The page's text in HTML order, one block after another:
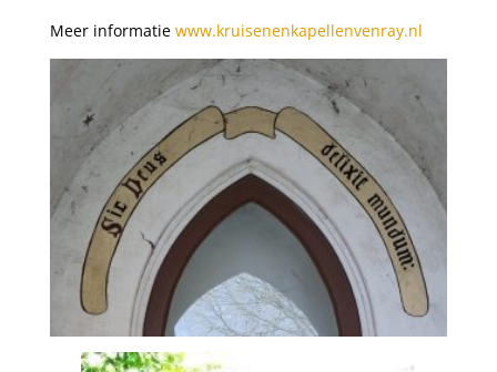
Meer informatie www.kruisenenkapellenvenray.nl